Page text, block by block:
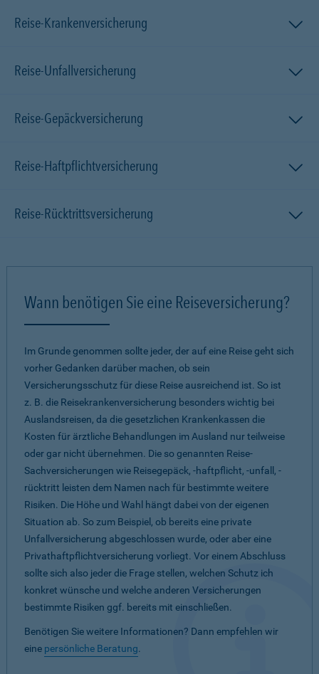
Reise-Krankenversicherung
Reise-Unfallversicherung
Reise-Gepäckversicherung
Reise-Haftpflichtversicherung
Reise-Rücktrittsversicherung
Wann benötigen Sie eine Reiseversicherung?
Im Grunde genommen sollte jeder, der auf eine Reise geht sich
vorher Gedanken darüber machen, ob sein
Versicherungsschutz für diese Reise ausreichend ist. So ist
z. B. die Reisekrankenversicherung besonders wichtig bei
Auslandsreisen, da die gesetzlichen Krankenkassen die
Kosten für ärztliche Behandlungen im Ausland nur teilweise
oder gar nicht übernehmen. Die so genannten Reise-
Sachversicherungen wie Reisegepäck, -haftpflicht, -unfall, -
rücktritt leisten dem Namen nach für bestimmte weitere
Risiken. Die Höhe und Wahl hängt dabei von der eigenen
Situation ab. So zum Beispiel, ob bereits eine private
Unfallversicherung abgeschlossen wurde, oder aber eine
Privathaftpflichtversicherung vorliegt. Vor einem Abschluss
sollte sich also jeder die Frage stellen, welchen Schutz ich
konkret wünsche und welche anderen Versicherungen
bestimmte Risiken ggf. bereits mit einschließen.
Benötigen Sie weitere Informationen? Dann empfehlen wir
eine persönliche Beratung.